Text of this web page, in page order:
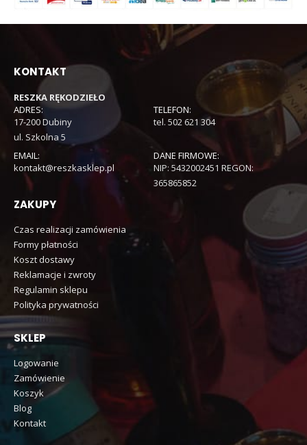
KONTAKT
RESZKA RĘKODZIEŁO
ADRES:
17-200 Dubiny
ul. Szkolna 5
TELEFON:
tel. 502 621 304
EMAIL:
kontakt@reszkasklep.pl
DANE FIRMOWE:
NIP: 5432002451 REGON:
365865852
ZAKUPY
Czas realizacji zamówienia
Formy płatności
Koszt dostawy
Reklamacje i zwroty
Regulamin sklepu
Polityka prywatności
SKLEP
Logowanie
Zamówienie
Koszyk
Blog
Kontakt